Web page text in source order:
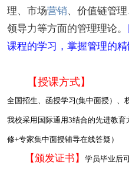
理、市场营销、价值链管
领导力等方面的管理理论。
课程的学习，掌握管理的精
【授课方式】
全国招生、函授学习(集中面授）、
我校采用国际通用3结合的先进教
修+专家集中面授辅导在线答疑）
【颁发证书】 学员毕业后